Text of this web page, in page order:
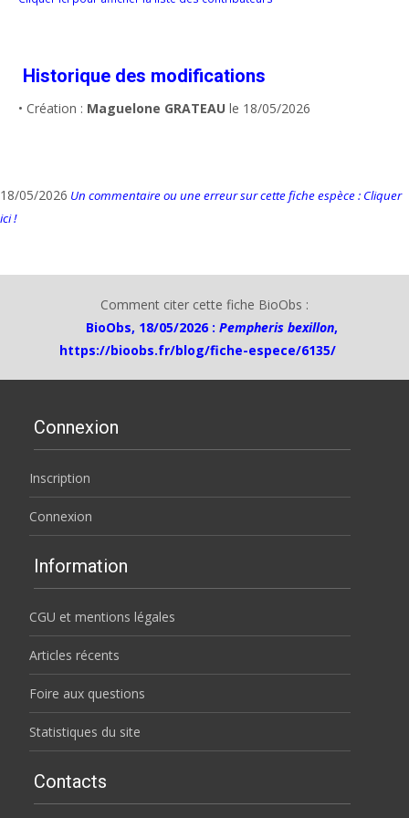
Historique des modifications
• Création : Maguelone GRATEAU le 18/05/2026
18/05/2026 Un commentaire ou une erreur sur cette fiche espèce : Cliquer
ici !
Comment citer cette fiche BioObs :
BioObs, 18/05/2026 : Pempheris bexillon,
https://bioobs.fr/blog/fiche-espece/6135/
Connexion
Inscription
Connexion
Information
CGU et mentions légales
Articles récents
Foire aux questions
Statistiques du site
Contacts